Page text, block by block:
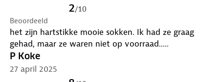
2/10
Beoordeeld
het zijn hartstikke mooie sokken. Ik had ze graag
gehad, maar ze waren niet op voorraad.....
P Koke
27 april 2025